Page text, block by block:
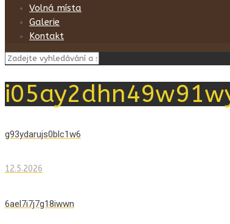
Volná místa
Galerie
Kontakt
g93ydarujs0blc1w6
12.5.2026
6ael7i7j7g18iwwn